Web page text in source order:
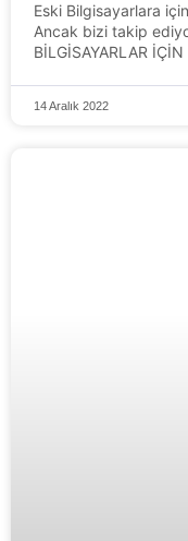
Eski Bilgisayarlara
Ancak bizi takip
BİLGİSAYARLAR
14 Aralık 2022